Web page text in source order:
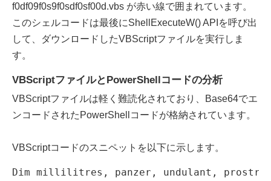
f0df09f0s9f0sdf0sf00d.vbs が赤い線で囲まれています。
このシェルコードは最後にShellExecuteW() APIを呼び出
して、ダウンロードしたVBScriptファイルを実行しま
す。
VBScriptファイルとPowerShellコードの分析
VBScriptファイルは軽く難読化されており、Base64でエ
ンコードされたPowerShellコードが格納されています。
VBScriptコードのスニペットを以下に示します。
Dim millilitres, panzer, undulant,